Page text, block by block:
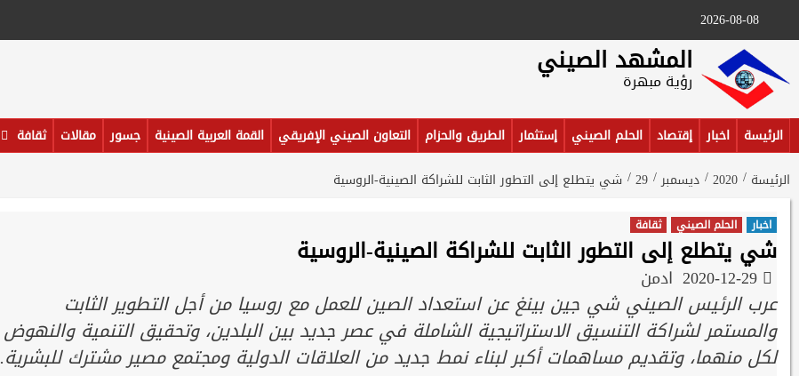
2026-08-08
المشهد الصيني
رؤية مبهرة
الرئيسة اخبار إقتصاد الحلم الصيني إستثمار الطريق والحزام التعاون الصيني الإفريقي القمة العربية الصينية جسور مقالات ثقافة
الرئيسة 2020 ديسمبر 29 شي يتطلع إلى التطور الثابت للشراكة الصينية-الروسية
اخبار الحلم الصيني ثقافة
شي يتطلع إلى التطور الثابت للشراكة الصينية-الروسية
ادمن
عرب الرئيس الصيني شي جين بينغ عن استعداد الصين للعمل مع روسيا من أجل التطوير الثابت
والمستمر لشراكة التنسيق الاستراتيجية الشاملة في عصر جديد بين البلدين، وتحقيق التنمية والنهوض
لكل منهما، وتقديم مساهمات أكبر لبناء نمط جديد من العلاقات الدولية ومجتمع مصير مشترك للبشرية.